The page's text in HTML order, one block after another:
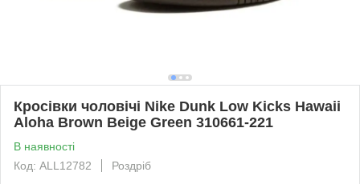
Кросівки чоловічі Nike Dunk Low Kicks Hawaii
Aloha Brown Beige Green 310661-221
В наявності
Код: ALL12782
Роздріб